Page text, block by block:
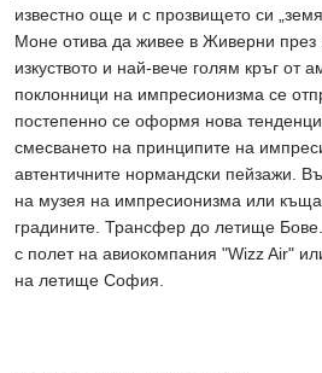
известно още и с прозвището си
Моне отива да живее в Живерни през
изкуството и най-вече голям кръг от
поклонници на импресионизма се
постепенно се оформя нова
смесването на принципите на
автентичните нормандски пейзажи.
на музея на импресионизма или
градините. Трансфер до летище
с полет на авиокомпания "Wizz Air"
на летище София.